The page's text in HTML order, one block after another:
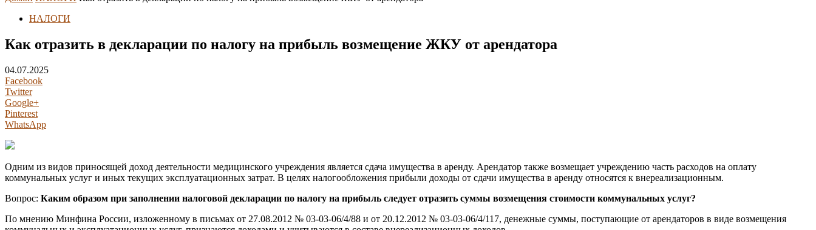
НАЛОГИ
Как отразить в декларации по налогу на прибыль возмещение ЖКУ от арендатора
04.07.2025
Facebook
Twitter
Google+
Pinterest
WhatsApp
Одним из видов приносящей доход деятельности медицинского учреждения является сдача имущества в аренду. Арендатор также возмещает учреждению часть расходов на оплату
коммунальных услуг и иных текущих эксплуатационных затрат. В целях налогообложения прибыли доходы от сдачи имущества в аренду относятся к внереализационным.
Вопрос: Каким образом при заполнении налоговой декларации по налогу на прибыль следует отразить суммы возмещения стоимости коммунальных услуг?
По мнению Минфина России, изложенному в письмах от 27.08.2012 № 03-03-06/4/88 и от 20.12.2012 № 03-03-06/4/117, денежные суммы, поступающие от арендаторов в виде возмещения